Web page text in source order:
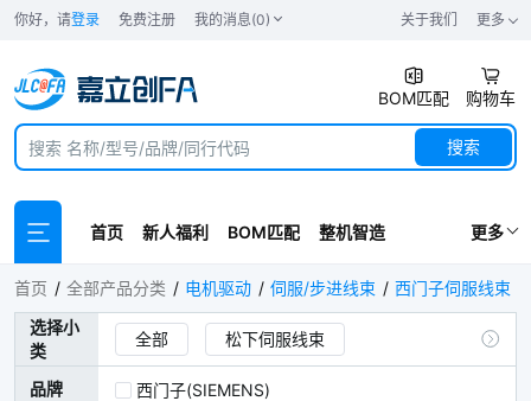
你好，请登录 免费注册 我的消息(0) 关于我们 更多
BOM匹配 购物车
搜索
首页 新人福利 BOM匹配 整机智造 更多
西门子伺服线束
首页 全部产品分类 电机驱动 伺服/步进线束
西门子伺服线束
选择小
类
全部 松下伺服线束
雷赛伺服/步进线束
品牌 西门子(SIEMENS)